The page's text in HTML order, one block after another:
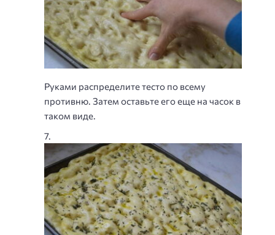
Руками распределите тесто по всему
противню. Затем оставьте его еще на часок в
таком виде.